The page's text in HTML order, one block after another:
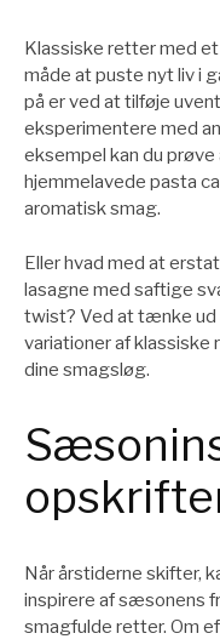
Klassiske retter med
måde at puste nyt liv i
på er ved at tilføje
eksperimentere med
eksempel kan du
hjemmelavede pasta
aromatisk smag.
Eller hvad med at
lasagne med saftige
twist? Ved at tænke ud
variationer af
dine smagsløg.
Når årstiderne skifter,
inspirere af sæsonens
smagfulde retter. Om